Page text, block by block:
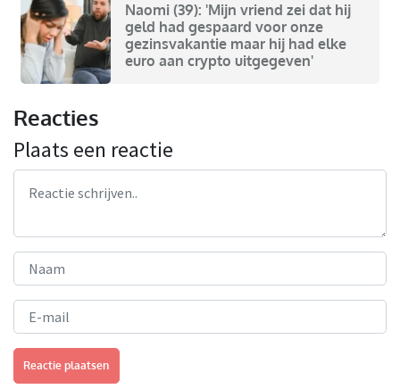
Naomi (39): 'Mijn vriend zei dat hij
geld had gespaard voor onze
gezinsvakantie maar hij had elke
euro aan crypto uitgegeven'
Reacties
Plaats een reactie
Reactie plaatsen